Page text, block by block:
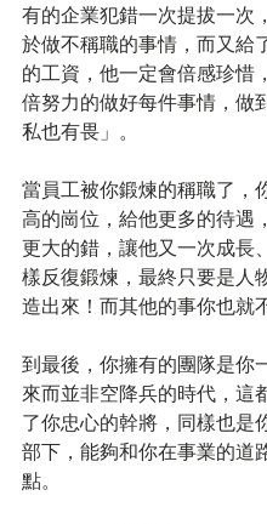
有的企業犯錯一次提拔一次
於做不稱職的事情，而又給
的工資，他一定會倍感珍惜
倍努力的做好每件事情，做
私也有畏」。
當員工被你鍛煉的稱職了，
高的崗位，給他更多的待遇
更大的錯，讓他又一次成長
樣反復鍛煉，最終只要是人
造出來！而其他的事你也就
到最後，你擁有的團隊是你
來而並非空降兵的時代，這
了你忠心的幹將，同樣也是
部下，能夠和你在事業的道
點。